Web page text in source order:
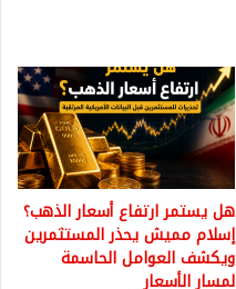
هل يستمر ارتفاع أسعار الذهب؟
إسلام مميش يحذر المستثمرين
ويكشف العوامل الحاسمة
لمسار الأسعار